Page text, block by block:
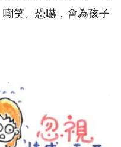
笑、恐嚇，會為孩子